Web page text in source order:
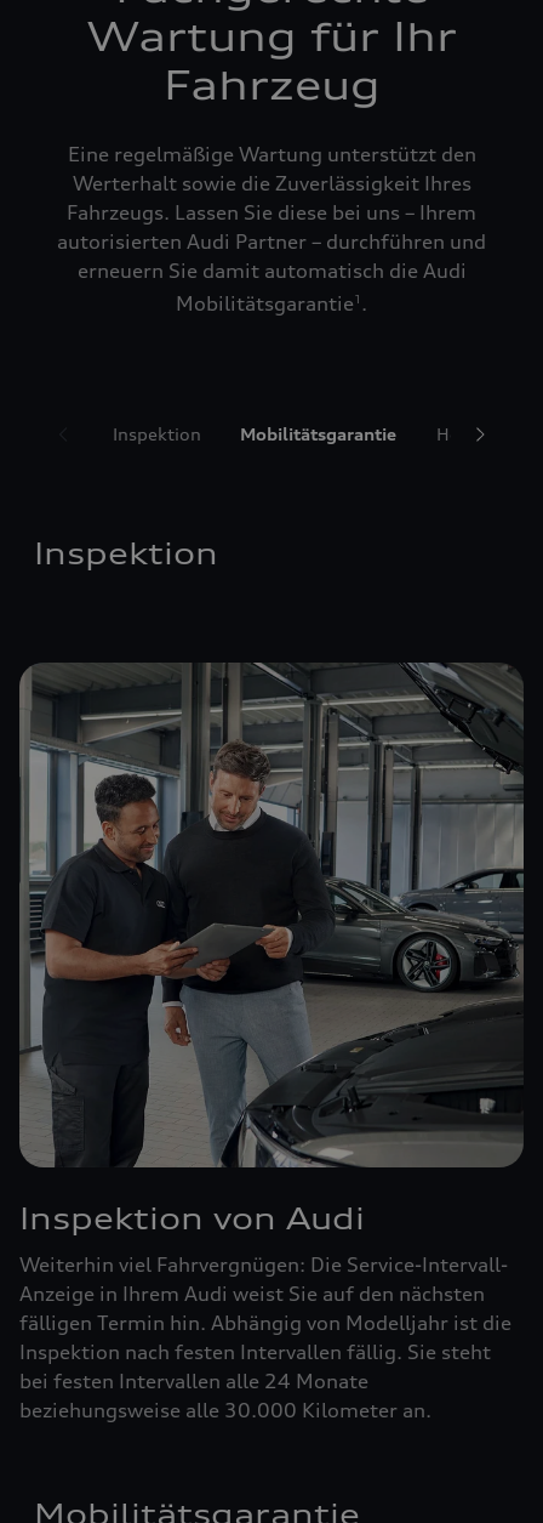
Wartung für Ihr
Fahrzeug
Eine regelmäßige Wartung unterstützt den
Werterhalt sowie die Zuverlässigkeit Ihres
Fahrzeugs. Lassen Sie diese bei uns – Ihrem
autorisierten Audi Partner – durchführen und
erneuern Sie damit automatisch die Audi
Mobilitätsgarantie1 .
Inspektion Mobilitätsgarantie Hol- und
Inspektion
Inspektion von Audi
Weiterhin viel Fahrvergnügen: Die Service-Intervall-
Anzeige in Ihrem Audi weist Sie auf den nächsten
fälligen Termin hin. Abhängig von Modelljahr ist die
Inspektion nach festen Intervallen fällig. Sie steht
bei festen Intervallen alle 24 Monate
beziehungsweise alle 30.000 Kilometer an.
Mobilitätsgarantie